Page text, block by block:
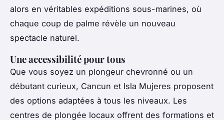
alors en véritables expéditions sous-marines, où
chaque coup de palme révèle un nouveau
spectacle naturel.
Une accessibilité pour tous
Que vous soyez un plongeur chevronné ou un
débutant curieux, Cancun et Isla Mujeres proposent
des options adaptées à tous les niveaux. Les
centres de plongée locaux offrent des formations et